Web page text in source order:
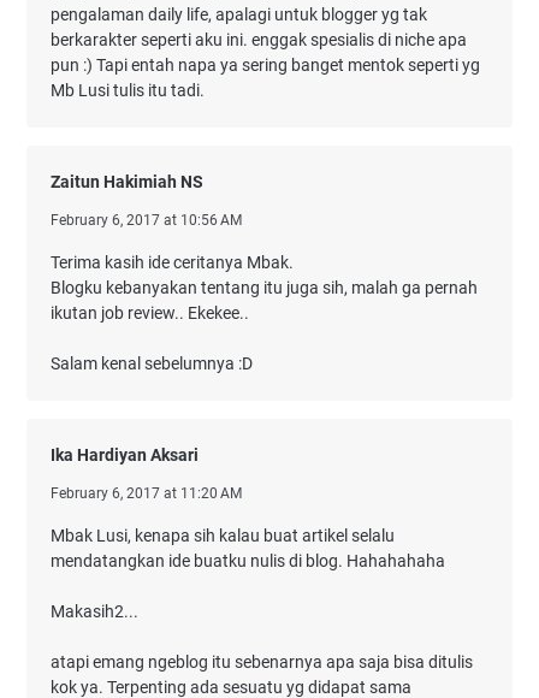
pengalaman daily life, apalagi untuk blogger yg tak
berkarakter seperti aku ini. enggak spesialis di niche apa
pun :) Tapi entah napa ya sering banget mentok seperti yg
Mb Lusi tulis itu tadi.
Zaitun Hakimiah NS
February 6, 2017 at 10:56 AM
Terima kasih ide ceritanya Mbak.
Blogku kebanyakan tentang itu juga sih, malah ga pernah
ikutan job review.. Ekekee..
Salam kenal sebelumnya :D
Ika Hardiyan Aksari
February 6, 2017 at 11:20 AM
Mbak Lusi, kenapa sih kalau buat artikel selalu
mendatangkan ide buatku nulis di blog. Hahahahaha
Makasih2...
atapi emang ngeblog itu sebenarnya apa saja bisa ditulis
kok ya. Terpenting ada sesuatu yg didapat sama